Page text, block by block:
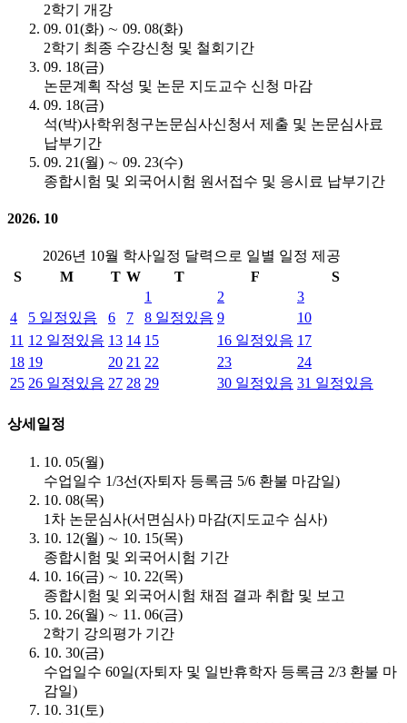
2학기 개강
09. 01(화) ∼ 09. 08(화)
2학기 최종 수강신청 및 철회기간
09. 18(금)
논문계획 작성 및 논문 지도교수 신청 마감
09. 18(금)
석(박)사학위청구논문심사신청서 제출 및 논문심사료
납부기간
09. 21(월) ∼ 09. 23(수)
종합시험 및 외국어시험 원서접수 및 응시료 납부기간
2026. 10
2026년 10월 학사일정 달력으로 일별 일정 제공
S
M T W T F
S
1
2
3
4
5 일정있음 6 7 8 일정있음 9
10
11 12 일정있음 13 14 15 16 일정있음 17
18 19 20 21 22 23
24
25 26 일정있음 27 28 29 30 일정있음 31 일정있음
상세일정
10. 05(월)
수업일수 1/3선(자퇴자 등록금 5/6 환불 마감일)
10. 08(목)
1차 논문심사(서면심사) 마감(지도교수 심사)
10. 12(월) ∼ 10. 15(목)
종합시험 및 외국어시험 기간
10. 16(금) ∼ 10. 22(목)
종합시험 및 외국어시험 채점 결과 취합 및 보고
10. 26(월) ∼ 11. 06(금)
2학기 강의평가 기간
10. 30(금)
수업일수 60일(자퇴자 및 일반휴학자 등록금 2/3 환불 마
감일)
10. 31(토)